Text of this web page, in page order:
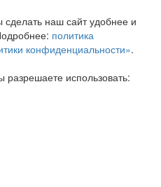
наш сайт удобнее и
политика
конфиденциальности».
использовать: